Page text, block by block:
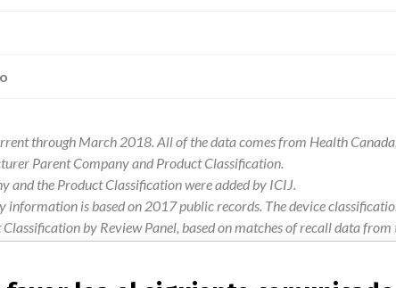
through March 2018. All of the data comes from Health
Parent Company and Product Classification.
and the Product Classification were added by ICIJ.
information is based on 2017 public records. The device
by Review Panel, based on matches of recall data from
la data